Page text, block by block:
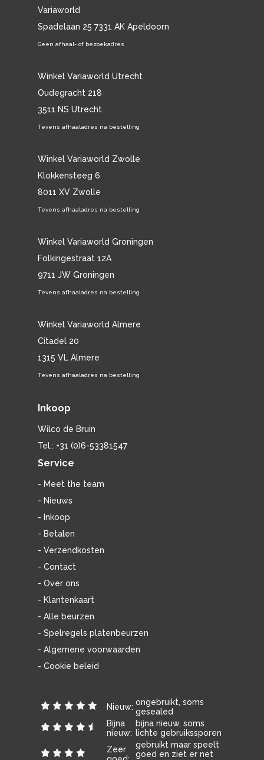
Variaworld
Spadelaan 25 7331 AK Apeldoorn
Geen afhaal- of bezoekadres
Winkel Variaworld Utrecht
Oudegracht 218
3511 NS Utrecht
Tevens afhaaladres na bestelling
Winkel Variaworld Zwolle
Klokkensteeg 6
8011 XV Zwolle
Tevens afhaaladres na bestelling
Winkel Variaworld Groningen
Folkingestraat 12A
9711 JW Groningen
Tevens afhaaladres na bestelling
Winkel Variaworld Almere
Citadel 20
1315 VL Almere
Tevens afhaaladres na bestelling
Inkoop
Wilco de Bruin
Tel.: +31 (0)6-53381547
Service
- Meet the team
- Nieuws
- Inkoop
- Betalen
- Verzendkosten
- Contact
- Over ons
- Klantenkaart
- Alle beurzen
- Spelregels platenbeurzen
- Algemene voorwaarden
- Cookie beleid
Nieuw: ongebruikt, soms
gesealed
Bijna
nieuw:
bijna nieuw, soms
lichte gebruikssporen
Zeer
gebruikt maar speelt
goed en ziet er net